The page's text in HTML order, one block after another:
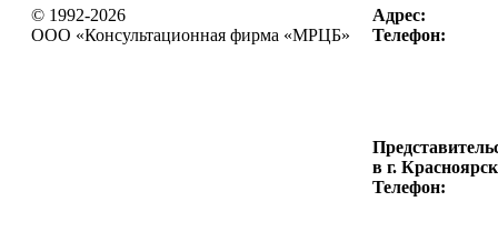
© 1992-2026
OOO «Консультационная фирма «МРЦБ»
Адрес:
Телефон:
в г.
Телефон: